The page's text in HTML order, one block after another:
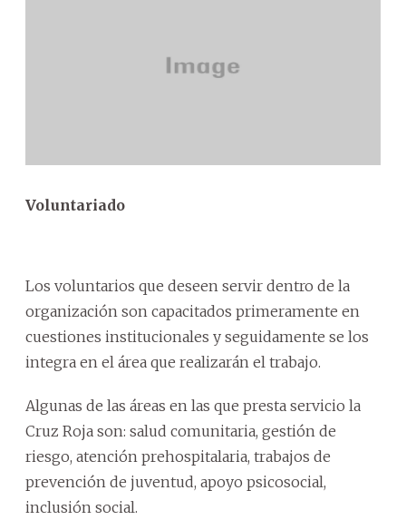
Voluntariado
Los voluntarios que deseen servir dentro de la
organización son capacitados primeramente en
cuestiones institucionales y seguidamente se los
integra en el área que realizarán el trabajo.
Algunas de las áreas en las que presta servicio la
Cruz Roja son: salud comunitaria, gestión de
riesgo, atención prehospitalaria, trabajos de
prevención de juventud, apoyo psicosocial,
inclusión social.